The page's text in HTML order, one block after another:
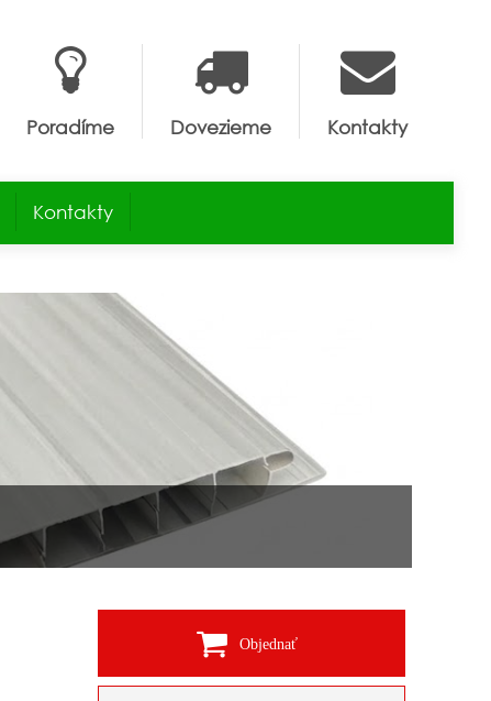
Kontakty
Dovezieme
Poradíme
Kontakty
Objednať